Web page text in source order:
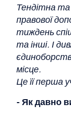
Тендітна та
правової
тиждень
та інші. І
місце.
Це її перша
- Як давно